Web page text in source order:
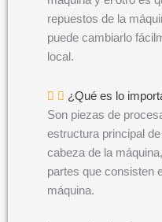
repuestos de la
puede cambiarlo
local.
¿Qué es lo
Son piezas de
estructura principal
cabeza de la
partes que consisten
máquina.